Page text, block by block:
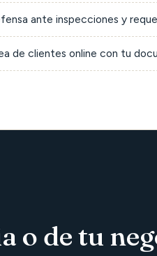
ante inspecciones y
de clientes online con tu
o de tu